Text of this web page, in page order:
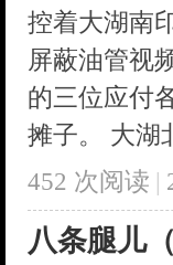
控着大湖南
屏蔽油管视
的三位应付
摊子。 大湖
452 次阅读 |
八条腿儿（